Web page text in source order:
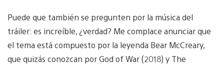
Puede que también se pregunten por la música del
tráiler: es increíble, ¿verdad? Me complace anunciar que
el tema está compuesto por la leyenda Bear McCreary,
que quizás conozcan por God of War (2018) y The